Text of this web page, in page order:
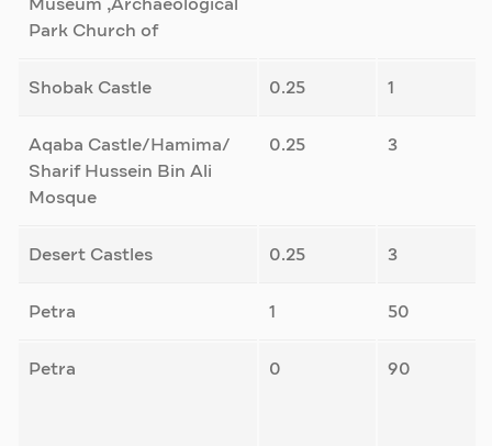
Museum ,Archaeological
Park Church of
Shobak Castle 0.25 1
Aqaba Castle/Hamima/
Sharif Hussein Bin Ali
Mosque
0.25 3
Desert Castles 0.25 3
Petra 1 50
Petra 0 90